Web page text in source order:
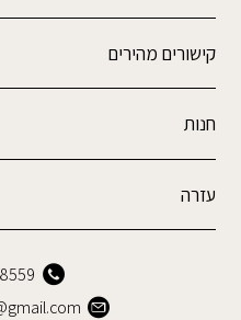
קישורים מהירים
חנות
עזרה